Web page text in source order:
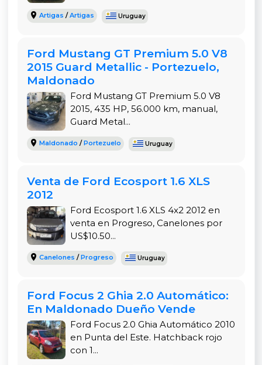
Conclusión: Una Oportunidad Única en el
para quienes buscan un vehículo confiable y
duradero a un precio accesible. Su historial de
único dueño, el respaldo de una concesionaria
verificada y la flexibilidad de sus opciones de
financiación la convierten en una de las mejores
oportunidades del mercado. Si necesitas una
camioneta versátil para el trabajo y la familia, te
del Shopping Nuevo Centro.
Una de las grandes ventajas de esta Ford Ranger
es su practicidad y capacidad de carga. La caja
trasera te brinda la versatilidad necesaria para
transportar herramientas de trabajo, equipos de
deporte o cualquier tipo de carga voluminosa, sin
cabina. Este vehículo está construido para ser
resistente, lo que lo convierte en una opción ideal
para aquellos que necesitan una herramienta de
trabajo confiable o simplemente un vehículo
robusto y espacioso para el día a día.
Artigas /Artigas Uruguay
Ford Mustang GT Premium 5.0 V8
2015 Guard Metallic - Portezuelo,
Maldonado
Ford Mustang GT Premium 5.0 V8
2015, 435 HP, 56.000 km, manual,
Guard Metal...
Maldonado /Portezuelo Uruguay
Venta de Ford Ecosport 1.6 XLS
2012
Ford Ecosport 1.6 XLS 4x2 2012 en
venta en Progreso, Canelones por
US$10.50...
Canelones /Progreso Uruguay
Ford Focus 2 Ghia 2.0 Automático:
En Maldonado Dueño Vende
Ford Focus 2.0 Ghia Automático 2010
en Punta del Este. Hatchback rojo
con 1...